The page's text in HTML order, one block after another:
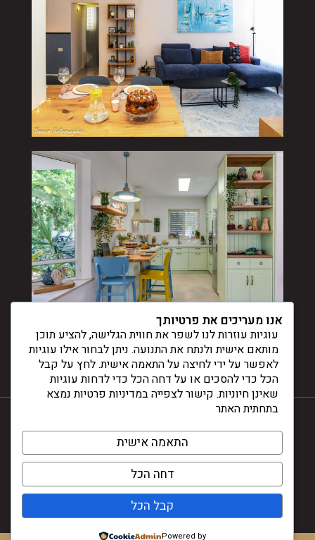
© דינלה 2024
עיצוב ובניית אתרים -
אנו מעריכים את פרטיותך
עוגיות עוזרות לנו לשפר את חווית הגלישה, להציע תוכן
מותאם אישית ולנתח את התנועה. ניתן לבחור אילו עוגיות
לאפשר על ידי לחיצה על התאמה אישית. לחץ על קבל
הכל כדי להסכים או על דחה הכל כדי לדחות עוגיות
שאינן חיוניות. קישור לצפייה במדיניות פרטיות נמצא
בתחתית האתר
התאמה אישית
דחה הכל
קבל הכל
Powered by